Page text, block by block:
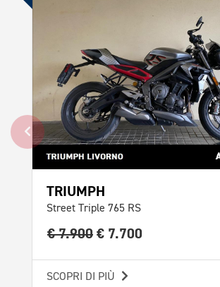
TRIUMPH
Street Triple 765 RS
€ 7.900 € 7.700
SCOPRI DI PIÙ